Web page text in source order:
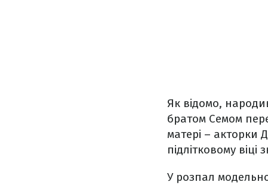
Як відомо,
братом Семом
матері – акторки
підлітковому
У розпал